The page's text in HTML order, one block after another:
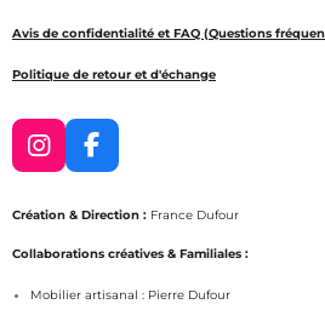
Avis de confidentialité et FAQ (Questions
Politique de retour et d'échange
I
n
s
a
r
F
a
c
b
o
Création & Direction : France Dufour
Collaborations créatives & Familiales :
Mobilier artisanal : Pierre Dufour